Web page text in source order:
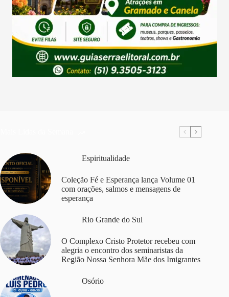
Espiritualidade
Coleção Fé e Esperança lança Volume 01
com orações, salmos e mensagens de
esperança
Rio Grande do Sul
O Complexo Cristo Protetor recebeu com
alegria o encontro dos seminaristas da
Região Nossa Senhora Mãe dos Imigrantes
Osório